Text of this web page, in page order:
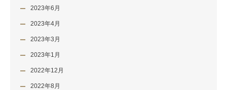
2023年6月
2023年4月
2023年3月
2023年1月
2022年12月
2022年8月